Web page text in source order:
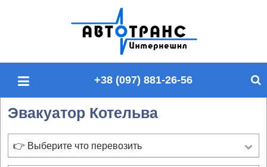
п
й
+38 (097) 881-26-56
Эвакуатор Котельва
👉 Выберите что перевозить